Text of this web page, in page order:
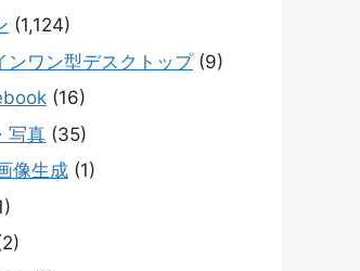
(1,124)
ンワン型デスクトップ(9)
(16)
写真 (35)
像生成 (1)